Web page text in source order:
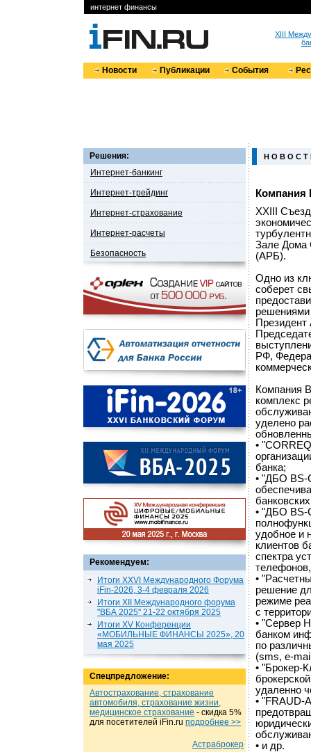
интернет финансы
XIII
Новости Публикации События
Решения:
Интернет-банкинг
Интернет-трейдинг
Интернет-страхование
Интернет-расчеты
Безопасность
Рекомендуем:
Итоги XXVI Международного Форума
iFin-2026, 3-4 февраля 2026
Итоги XII Международного форума
"ВБА 2025" 21-22 октября 2025
Итоги XV Конференции
«МОБИЛЬНЫЕ ФИНАНСЫ 2025», 20
мая 2025
Спецпредложение:
Автострахование, страхование
автомобиля, страхование жизни,
медицинское страхование - cкидка 5%
для посетителей iFin.ru подробнеe >>
Астраброкер
Н О В О С Т
Компания
XXIII
Зале Дома
(АРБ).
Одно из
соберет
Президент
РФ,
Компания
комплекс
уделено
•
банка;
• "ДБО BS-
• "ДБО BS-
удобное и
клиентов
спектра
•
решение
режиме
с
• "Сервер
банком
по
(sms, e-
• "Брокер-
удаленно
• "FRAUD-
• и др.